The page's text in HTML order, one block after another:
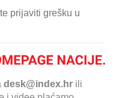
prijaviti grešku u
desk@index.hr ili